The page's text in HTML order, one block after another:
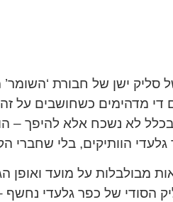
סליק ישן של חבורת
מדהימים כשחושבים על
לא נשכח אלא להיפך –
הוותיקים, בלי שחברי
מבולבלות על מועד ואופן
ל-1996 הסליק הסודי של כפר